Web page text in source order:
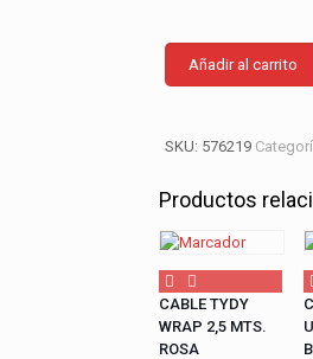
L
910
cantidad
Añadir al carrito
SKU: 576219
Productos
CABLE TYDY
WRAP 2,5 MTS.
ROSA